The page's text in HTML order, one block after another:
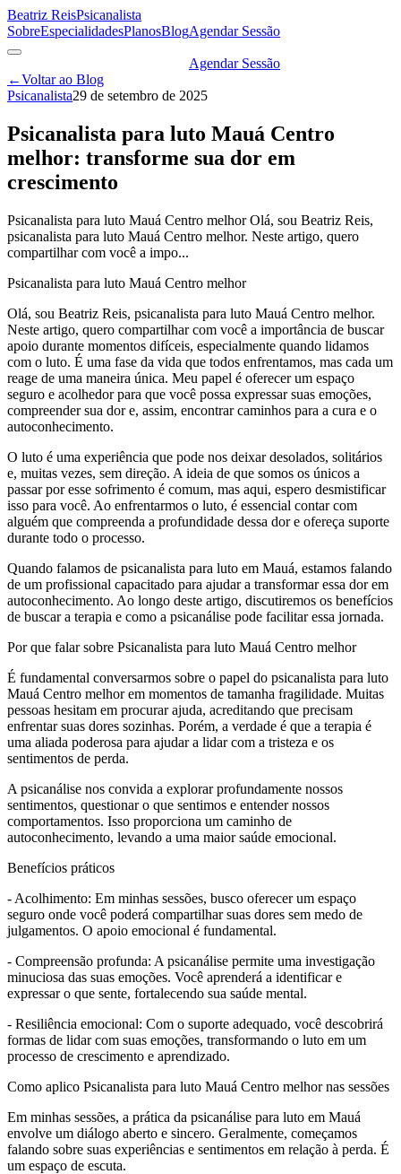
Beatriz ReisPsicanalista
SobreEspecialidadesPlanosBlogAgendar Sessão
Agendar Sessão
←Voltar ao Blog
Psicanalista29 de setembro de 2025
Psicanalista para luto Mauá Centro
melhor: transforme sua dor em
crescimento
Psicanalista para luto Mauá Centro melhor Olá, sou Beatriz Reis,
psicanalista para luto Mauá Centro melhor. Neste artigo, quero
compartilhar com você a impo...
Psicanalista para luto Mauá Centro melhor
Olá, sou Beatriz Reis, psicanalista para luto Mauá Centro melhor.
Neste artigo, quero compartilhar com você a importância de buscar
apoio durante momentos difíceis, especialmente quando lidamos
com o luto. É uma fase da vida que todos enfrentamos, mas cada um
reage de uma maneira única. Meu papel é oferecer um espaço
seguro e acolhedor para que você possa expressar suas emoções,
compreender sua dor e, assim, encontrar caminhos para a cura e o
autoconhecimento.
O luto é uma experiência que pode nos deixar desolados, solitários
e, muitas vezes, sem direção. A ideia de que somos os únicos a
passar por esse sofrimento é comum, mas aqui, espero desmistificar
isso para você. Ao enfrentarmos o luto, é essencial contar com
alguém que compreenda a profundidade dessa dor e ofereça suporte
durante todo o processo.
Quando falamos de psicanalista para luto em Mauá, estamos falando
de um profissional capacitado para ajudar a transformar essa dor em
autoconhecimento. Ao longo deste artigo, discutiremos os benefícios
de buscar a terapia e como a psicanálise pode facilitar essa jornada.
Por que falar sobre Psicanalista para luto Mauá Centro melhor
É fundamental conversarmos sobre o papel do psicanalista para luto
Mauá Centro melhor em momentos de tamanha fragilidade. Muitas
pessoas hesitam em procurar ajuda, acreditando que precisam
enfrentar suas dores sozinhas. Porém, a verdade é que a terapia é
uma aliada poderosa para ajudar a lidar com a tristeza e os
sentimentos de perda.
A psicanálise nos convida a explorar profundamente nossos
sentimentos, questionar o que sentimos e entender nossos
comportamentos. Isso proporciona um caminho de
autoconhecimento, levando a uma maior saúde emocional.
Benefícios práticos
- Acolhimento: Em minhas sessões, busco oferecer um espaço
seguro onde você poderá compartilhar suas dores sem medo de
julgamentos. O apoio emocional é fundamental.
- Compreensão profunda: A psicanálise permite uma investigação
minuciosa das suas emoções. Você aprenderá a identificar e
expressar o que sente, fortalecendo sua saúde mental.
- Resiliência emocional: Com o suporte adequado, você descobrirá
formas de lidar com suas emoções, transformando o luto em um
processo de crescimento e aprendizado.
Como aplico Psicanalista para luto Mauá Centro melhor nas sessões
Em minhas sessões, a prática da psicanálise para luto em Mauá
envolve um diálogo aberto e sincero. Geralmente, começamos
falando sobre suas experiências e sentimentos em relação à perda. É
um espaço de escuta.